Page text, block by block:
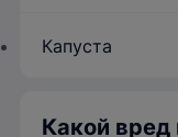
Капуста
Какой вред